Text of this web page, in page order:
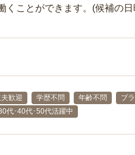
くことができます。(候補の
歓迎 学歴不問 年齢不問 ブ
代･40代･50代活躍中